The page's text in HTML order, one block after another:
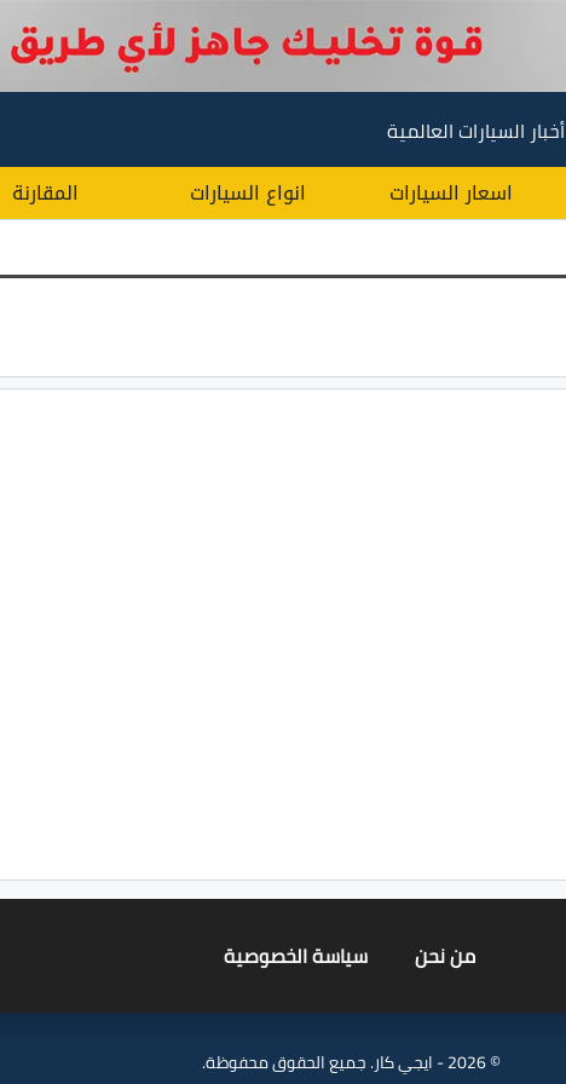
أخبار السيارات العالمية
اسعار السيارات انواع السيارات المقارنة
من نحن سياسة الخصوصية
© 2026 - ايجي كار. جميع الحقوق محفوظة.